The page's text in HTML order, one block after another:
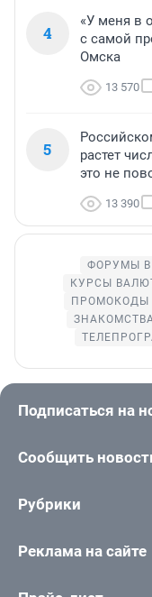
4
«У меня в
с самой
Омска
13 570
5
растет
это не
13 390
ФОРУМЫ
КУРСЫ
ПРОМОКОДЫ
Подписаться на
Сообщить
Рубрики
Реклама на сайте